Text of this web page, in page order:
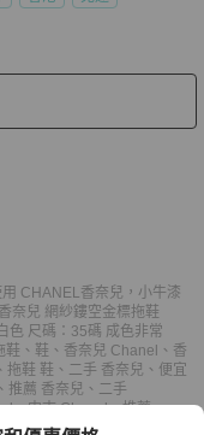
用 CHANEL香奈兒，小牛漆
奈兒 網紗鏤空金標拖鞋
色 尺碼：35碼 成色非常
鞋 、 鞋 、 香奈兒 Chanel 、 香
、 拖鞋 鞋 、 二手 香奈兒 、 便宜
、 推薦 香奈兒 、 二手
、中古 Chanel、推薦
鞋、中古 拖鞋